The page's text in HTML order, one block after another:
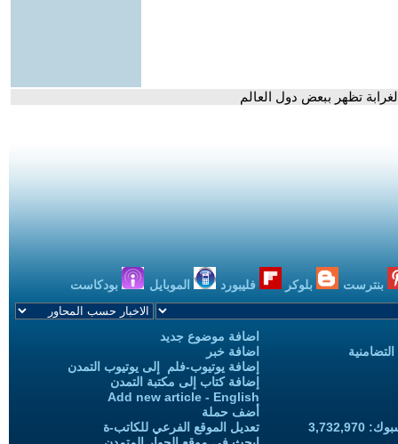
تظهر ببعض دول العالم
بنترست بلوكر فليبورد الموبايل بودكاست
اضافة موضوع جديد
اضافة خبر
إضافة يوتيوب-فلم إلى يوتيوب التمدن
إضافة كتاب إلى مكتبة التمدن
Add new article - English
أضف حملة
تعديل الموقع الفرعي للكاتب-ة